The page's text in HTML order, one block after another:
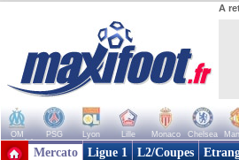
A
OM PSG Lyon Lille Monaco Chelsea
+ de clubs
Mercato Ligue 1 L2/Coupes